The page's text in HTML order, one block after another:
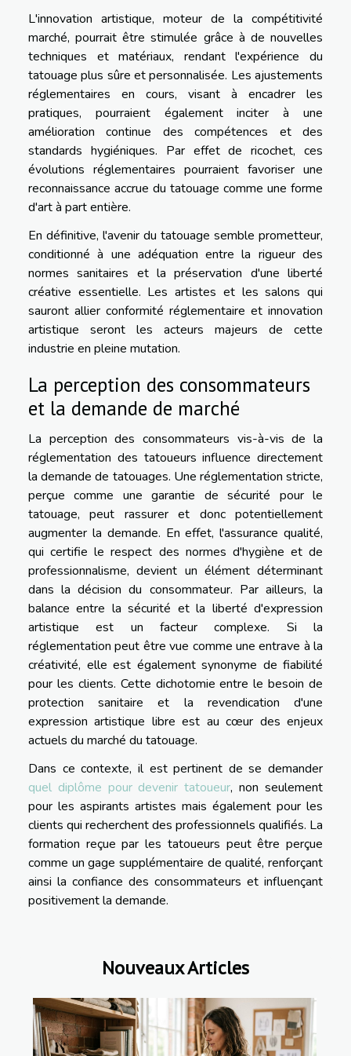
L'innovation artistique, moteur de la compétitivité
marché, pourrait être stimulée grâce à de nouvelles
techniques et matériaux, rendant l'expérience du
tatouage plus sûre et personnalisée. Les ajustements
réglementaires en cours, visant à encadrer les
pratiques, pourraient également inciter à une
amélioration continue des compétences et des
standards hygiéniques. Par effet de ricochet, ces
évolutions réglementaires pourraient favoriser une
reconnaissance accrue du tatouage comme une forme
d'art à part entière.
En définitive, l'avenir du tatouage semble prometteur,
conditionné à une adéquation entre la rigueur des
normes sanitaires et la préservation d'une liberté
créative essentielle. Les artistes et les salons qui
sauront allier conformité réglementaire et innovation
artistique seront les acteurs majeurs de cette
industrie en pleine mutation.
La perception des consommateurs
et la demande de marché
La perception des consommateurs vis-à-vis de la
réglementation des tatoueurs influence directement
la demande de tatouages. Une réglementation stricte,
perçue comme une garantie de sécurité pour le
tatouage, peut rassurer et donc potentiellement
augmenter la demande. En effet, l'assurance qualité,
qui certifie le respect des normes d'hygiène et de
professionnalisme, devient un élément déterminant
dans la décision du consommateur. Par ailleurs, la
balance entre la sécurité et la liberté d'expression
artistique est un facteur complexe. Si la
réglementation peut être vue comme une entrave à la
créativité, elle est également synonyme de fiabilité
pour les clients. Cette dichotomie entre le besoin de
protection sanitaire et la revendication d'une
expression artistique libre est au cœur des enjeux
actuels du marché du tatouage.
Dans ce contexte, il est pertinent de se demander
quel diplôme pour devenir tatoueur, non seulement
pour les aspirants artistes mais également pour les
clients qui recherchent des professionnels qualifiés. La
formation reçue par les tatoueurs peut être perçue
comme un gage supplémentaire de qualité, renforçant
ainsi la confiance des consommateurs et influençant
positivement la demande.
Nouveaux Articles